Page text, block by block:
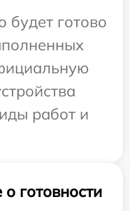
будет готово
работ и
готовности